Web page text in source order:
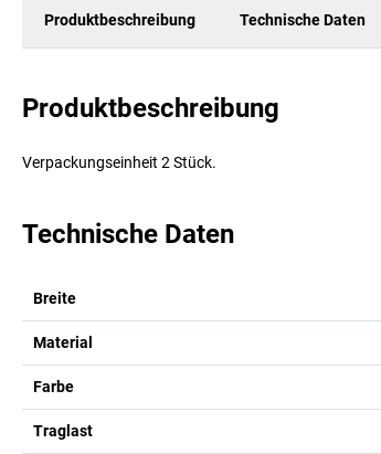
Produktbeschreibung Technische Daten
Produktbeschreibung
Verpackungseinheit 2 Stück.
Technische Daten
Breite
Material
Farbe
Traglast